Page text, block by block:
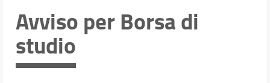
Orario e calendari
Avviso per Borsa di
studio